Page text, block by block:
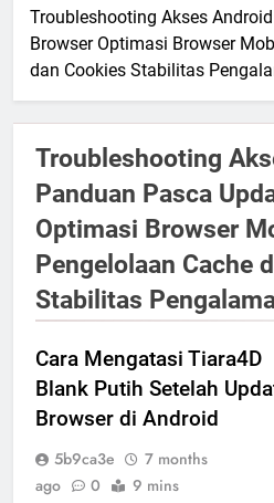
Troubleshooting Akses
Browser Optimasi Browser
dan Cookies Stabilitas
Troubleshooting
Panduan Pasca
Optimasi Browser
Pengelolaan Cache
Stabilitas
Cara Mengatasi Tiara4D
Blank Putih Setelah
Browser di Android
5b9ca3e
7 months
ago
0 9 mins